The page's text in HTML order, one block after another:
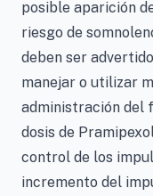
posible aparición
riesgo de
deben ser
manejar o utilizar
administración del
dosis de
control de los
incremento del